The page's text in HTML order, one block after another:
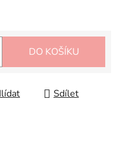
DO KOŠÍKU
Sdílet